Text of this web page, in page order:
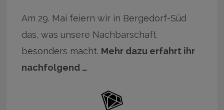
Am 29. Mai feiern wir in Bergedorf-Süd
das, was unsere Nachbarschaft
besonders macht. Mehr dazu erfahrt ihr
nachfolgend …